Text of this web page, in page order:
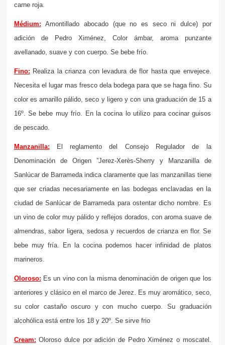
carne roja.
Médium:
Amontillado abocado (que no es seco ni dulce) por
adición de Pedro Ximénez, Color ámbar, aroma punzante
avellanado, suave y con cuerpo. Se bebe frío.
Fino: Realiza la crianza con levadura de flor hasta que envejece.
Necesita el lugar mas fresco dela bodega para que se haga fino. Su
color es amarillo pálido, seco y ligero y con una graduación de 15 a
16º. Se bebe muy frío. En la cocina lo utilizo para cocinar guisos
de pescado.
Manzanilla:
El reglamento del Consejo Regulador de la
Denominación de Origen ”Jerez-Xerès-Sherry y Manzanilla de
Sanlúcar de Barrameda indica claramente que las manzanillas tiene
que ser criadas necesariamente en las bodegas enclavadas en la
ciudad de Sanlúcar de Barrameda para ostentar dicho nombre. Es
un vino de color muy pálido y reflejos dorados, con aroma suave de
almendras, sabor ligera, sedosa y recuerdos de crianza en flor. Se
bebe muy fría. En la cocina podemos hacer infinidad de platos
marineros.
Oloroso: Es un vino con la misma denominación de origen que los
anteriores y clásico en el marco de Jerez. Es muy aromático, seco,
su color castaño oscuro y con mucho cuerpo. Su graduación
alcohólica está entre los 18 y 20º. Se sirve frio
Cream: Oloroso dulce por adición de Pedro Ximénez o moscatel.